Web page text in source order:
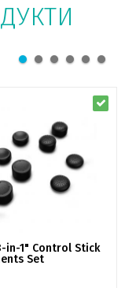
in-1" Control Stick
Set